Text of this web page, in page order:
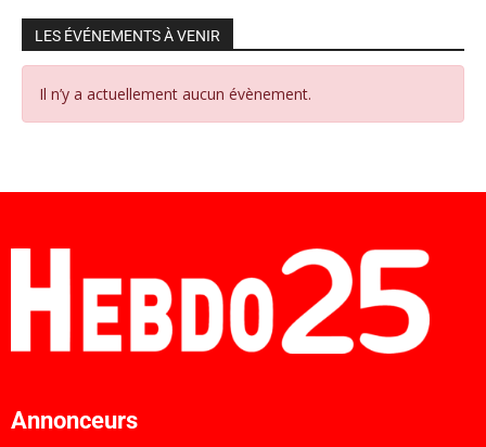
LES ÉVÉNEMENTS À VENIR
Il n’y a actuellement aucun évènement.
Annonceurs